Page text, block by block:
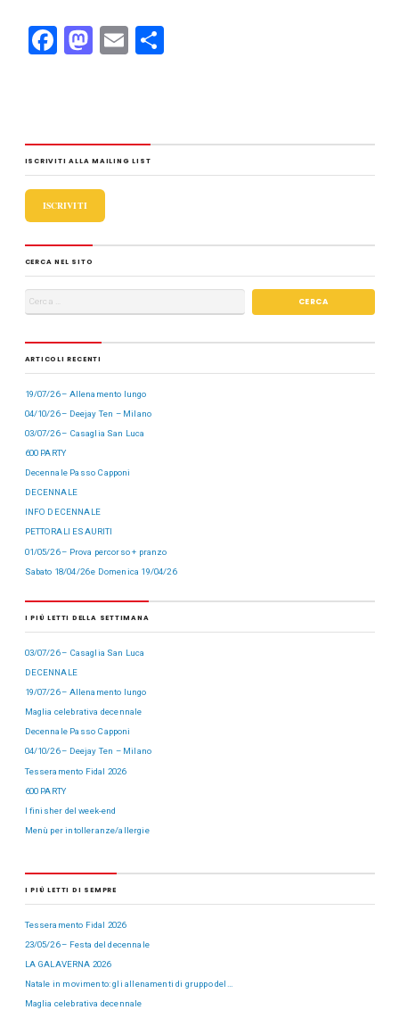
F
b
o
o
k
M
d
o
n
E C
vi
di
ISCRIVITI ALLA MAILING LIST
ISCRIVITI
CERCA NEL SITO
ARTICOLI RECENTI
19/07/26 – Allenamento lungo
04/10/26 – Deejay Ten – Milano
03/07/26 – Casaglia San Luca
600 PARTY
Decennale Passo Capponi
DECENNALE
INFO DECENNALE
PETTORALI ESAURITI
01/05/26 – Prova percorso + pranzo
Sabato 18/04/26 e Domenica 19/04/26
I PIÙ LETTI DELLA SETTIMANA
03/07/26 – Casaglia San Luca
DECENNALE
19/07/26 – Allenamento lungo
Maglia celebrativa decennale
Decennale Passo Capponi
04/10/26 – Deejay Ten – Milano
Tesseramento Fidal 2026
600 PARTY
I finisher del week-end
Menù per intolleranze/allergie
I PIÙ LETTI DI SEMPRE
Tesseramento Fidal 2026
23/05/26 – Festa del decennale
LA GALAVERNA 2026
Natale in movimento: gli allenamenti di gruppo del…
Maglia celebrativa decennale